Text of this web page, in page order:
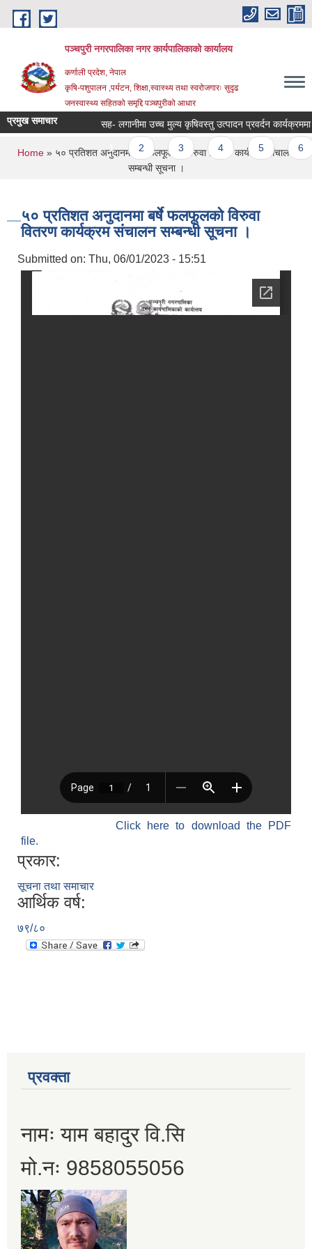
Skip to main content
पञ्चपुरी नगरपालिका नगर कार्यपालिकाको कार्यालय
कर्णाली प्रदेश, नेपाल
कृषि-पशुपालन ,पर्यटन, शिक्षा,स्वास्थ्य तथा स्वरोजगारः सुदृढ
जनस्वास्थ्य सहितको समृद्दि पञ्चपुरीको आधार
प्रमुख समाचार सह- लगानीमा उच्च मुल्य कृषिवस्तु उत्पादन प्रवर्दन कार्यक्रममा
Pages
1 2 3 4 5 6
You are here
Home » ५० प्रतिशत अनुदानमा बर्षे फलफूलको विरुवा वितरण कार्यक्रम संचालन
सम्बन्धी सूचना ।
५० प्रतिशत अनुदानमा बर्षे फलफूलको विरुवा
वितरण कार्यक्रम संचालन सम्बन्धी सूचना ।
Submitted on: Thu, 06/01/2023 - 15:51
Click here to download the PDF
file.
प्रकार:
सूचना तथा समाचार
आर्थिक वर्ष:
७९/८०
प्रवक्ता
नामः याम बहादुर वि.सि
मो.नः 9858055056